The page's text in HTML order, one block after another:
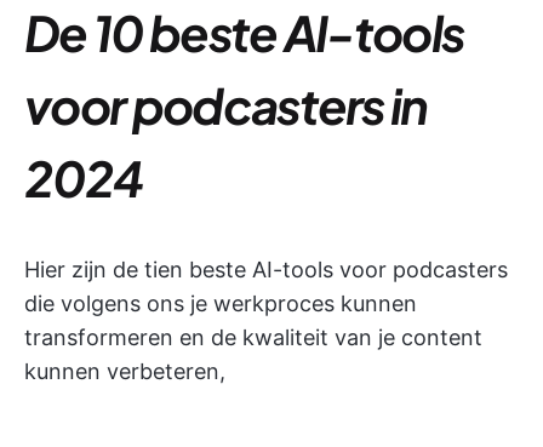
De 10 beste AI-tools
voor podcasters in
2024
Hier zijn de tien beste AI-tools voor podcasters
die volgens ons je werkproces kunnen
transformeren en de kwaliteit van je content
kunnen verbeteren,